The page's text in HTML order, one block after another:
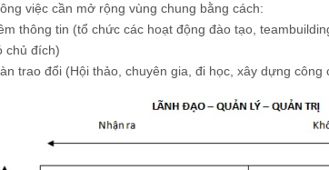
việc cần mở rộng vùng chung bằng cách:
thông tin (tổ chức các hoạt động đào tạo,
chủ đích)
trao đổi (Hội thảo, chuyên gia, đi học, xây dựng công